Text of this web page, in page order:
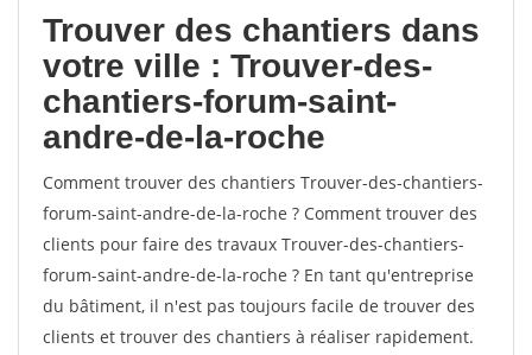
Trouver des chantiers dans
votre ville : Trouver-des-
chantiers-forum-saint-
andre-de-la-roche
Comment trouver des chantiers Trouver-des-chantiers-
forum-saint-andre-de-la-roche ? Comment trouver des
clients pour faire des travaux Trouver-des-chantiers-
forum-saint-andre-de-la-roche ? En tant qu'entreprise
du bâtiment, il n'est pas toujours facile de trouver des
clients et trouver des chantiers à réaliser rapidement.